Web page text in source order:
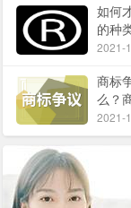
如何
的种
2021-
商标
么？
料？
2021-